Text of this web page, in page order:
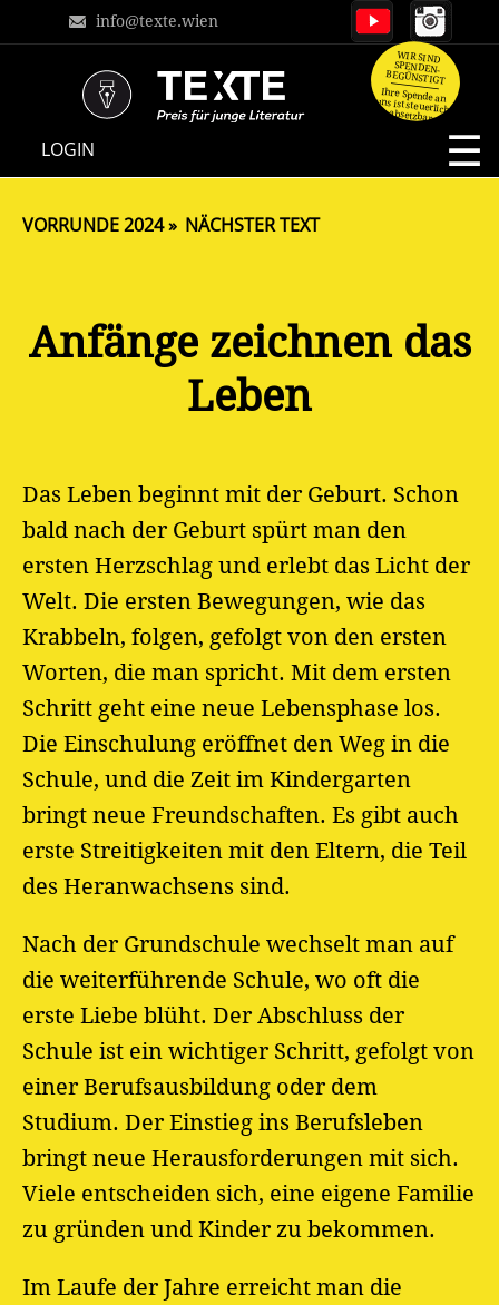
info@texte.wien
LOGIN
WIR SIND
SPENDEN-
BEGÜNSTIGT
Ihre Spende an
uns ist steuerlich
absetzbar.
Anfänge zeichnen das
Leben
Das Leben beginnt mit der Geburt. Schon
bald nach der Geburt spürt man den
ersten Herzschlag und erlebt das Licht der
Welt. Die ersten Bewegungen, wie das
Krabbeln, folgen, gefolgt von den ersten
Worten, die man spricht. Mit dem ersten
Schritt geht eine neue Lebensphase los.
Die Einschulung eröffnet den Weg in die
Schule, und die Zeit im Kindergarten
bringt neue Freundschaften. Es gibt auch
erste Streitigkeiten mit den Eltern, die Teil
des Heranwachsens sind.
Nach der Grundschule wechselt man auf
die weiterführende Schule, wo oft die
erste Liebe blüht. Der Abschluss der
Schule ist ein wichtiger Schritt, gefolgt von
einer Berufsausbildung oder dem
Studium. Der Einstieg ins Berufsleben
bringt neue Herausforderungen mit sich.
Viele entscheiden sich, eine eigene Familie
zu gründen und Kinder zu bekommen.
Im Laufe der Jahre erreicht man die
VORRUNDE 2024 NÄCHSTER TEXT